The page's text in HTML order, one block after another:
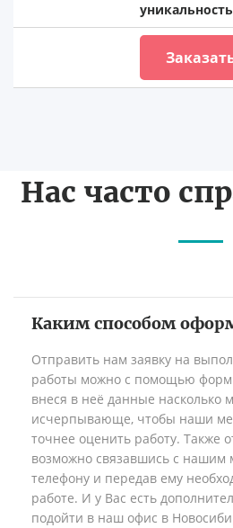
Нас часто
Каким способом
Отправить нам заявку на
работы можно с помощью
внеся в неё данные насколько
исчерпывающе, чтобы наши
точнее оценить работу. Также
возможно связавшись с нашим
телефону и передав ему
работе. И у Вас есть
подойти в наш офис в